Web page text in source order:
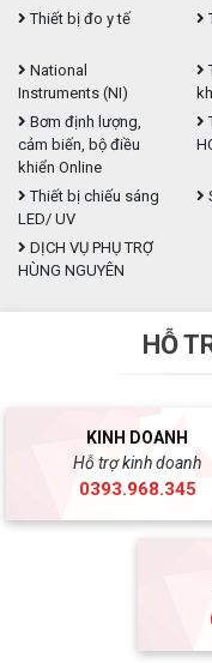
Thiết bị đo y tế
National
Instruments (NI)
Bơm định lượng,
cảm biến, bộ điều
khiển Online
Thiết bị chiếu sáng
LED/ UV
DỊCH VỤ PHỤ TRỢ
HÙNG NGUYÊN
HỖ
KINH DOANH
Hỗ trợ kinh doanh
0393.968.345